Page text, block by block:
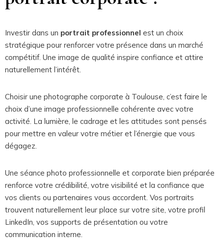
Investir dans un portrait professionnel est un choix
stratégique pour renforcer votre présence dans un marché
compétitif. Une image de qualité inspire confiance et attire
naturellement l’intérêt.
Choisir une photographe corporate à Toulouse, c’est faire le
choix d’une image professionnelle cohérente avec votre
activité. La lumière, le cadrage et les attitudes sont pensés
pour mettre en valeur votre métier et l’énergie que vous
dégagez.
Une séance photo professionnelle et corporate bien préparée
renforce votre crédibilité, votre visibilité et la confiance que
vos clients ou partenaires vous accordent. Vos portraits
trouvent naturellement leur place sur votre site, votre profil
LinkedIn, vos supports de présentation ou votre
communication interne.